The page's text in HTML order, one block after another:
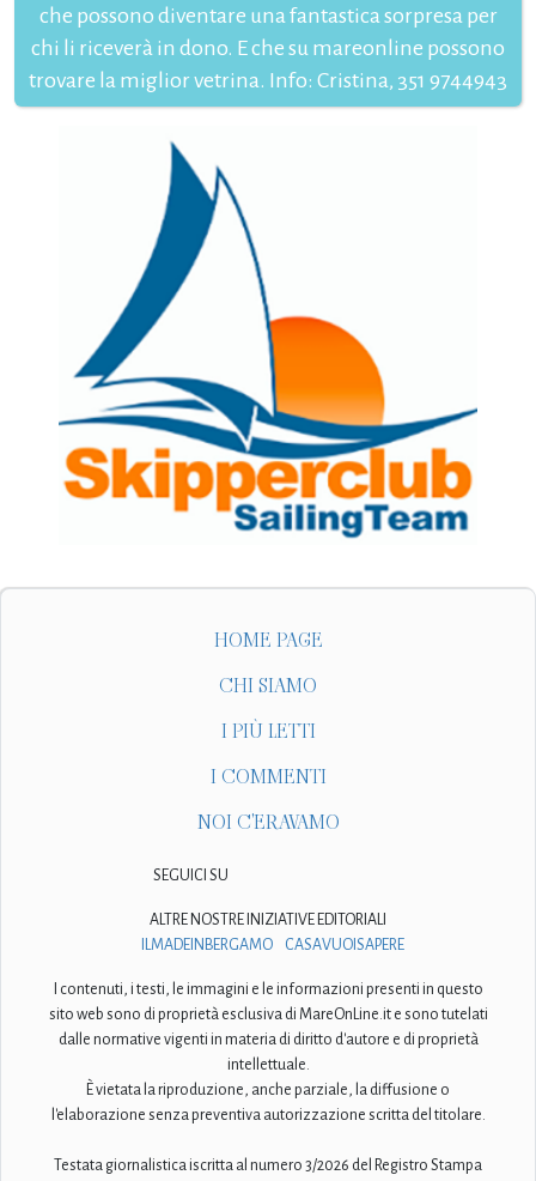
che possono diventare una fantastica sorpresa per
chi li riceverà in dono. E che su mareonline possono
trovare la miglior vetrina. Info: Cristina, 351 9744943
HOME PAGE
CHI SIAMO
I PIÙ LETTI
I COMMENTI
NOI C'ERAVAMO
SEGUICI SU
ALTRE NOSTRE INIZIATIVE EDITORIALI
ILMADEINBERGAMO
CASAVUOISAPERE
I contenuti, i testi, le immagini e le informazioni presenti in questo
sito web sono di proprietà esclusiva di MareOnLine.it e sono tutelati
dalle normative vigenti in materia di diritto d'autore e di proprietà
intellettuale.
È vietata la riproduzione, anche parziale, la diffusione o
l'elaborazione senza preventiva autorizzazione scritta del titolare.
Testata giornalistica iscritta al numero 3/2026 del Registro Stampa